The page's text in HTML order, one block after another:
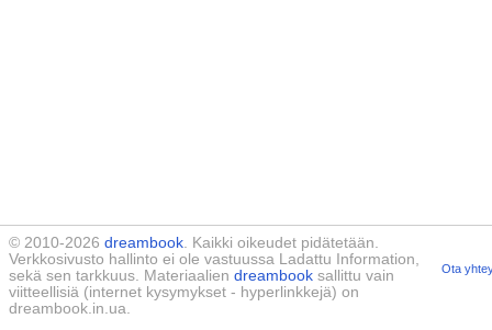
© 2010-2026 dreambook. Kaikki oikeudet pidätetään.
Verkkosivusto hallinto ei ole vastuussa Ladattu Information,
sekä sen tarkkuus. Materiaalien dreambook sallittu vain
viitteellisiä (internet kysymykset - hyperlinkkejä) on
dreambook.in.ua.
Ota